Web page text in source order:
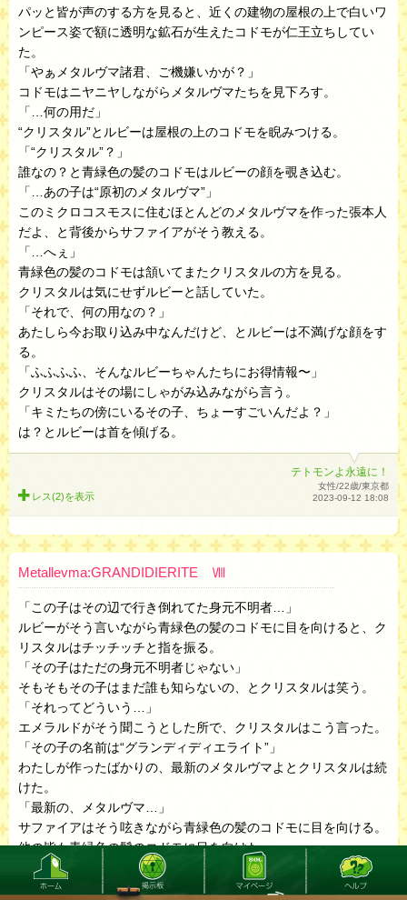
パッと皆が声のする方を見ると、近くの建物の屋根の上で白いワ
ンピース姿で額に透明な鉱石が生えたコドモが仁王立ちしてい
た。
「やぁメタルヴマ諸君、ご機嫌いかが？」
コドモはニヤニヤしながらメタルヴマたちを見下ろす。
「…何の用だ」
“クリスタル”とルビーは屋根の上のコドモを睨みつける。
「“クリスタル”？」
誰なの？と青緑色の髪のコドモはルビーの顔を覗き込む。
「…あの子は“原初のメタルヴマ”」
このミクロコスモスに住むほとんどのメタルヴマを作った張本人
だよ、と背後からサファイアがそう教える。
「…へぇ」
青緑色の髪のコドモは頷いてまたクリスタルの方を見る。
クリスタルは気にせずルビーと話していた。
「それで、何の用なの？」
あたしら今お取り込み中なんだけど、とルビーは不満げな顔をす
る。
「ふふふふ、そんなルビーちゃんたちにお得情報〜」
クリスタルはその場にしゃがみ込みながら言う。
「キミたちの傍にいるその子、ちょーすごいんだよ？」
は？とルビーは首を傾げる。
テトモンよ永遠に！
女性/22歳/東京都
2023-09-12 18:08
レス(2)を表示
Metallevma:GRANDIDIERITE Ⅷ
「この子はその辺で行き倒れてた身元不明者…」
ルビーがそう言いながら青緑色の髪のコドモに目を向けると、ク
リスタルはチッチッチと指を振る。
「その子はただの身元不明者じゃない」
そもそもその子はまだ誰も知らないの、とクリスタルは笑う。
「それってどういう…」
エメラルドがそう聞こうとした所で、クリスタルはこう言った。
「その子の名前は“グランディディエライト”」
わたしが作ったばかりの、最新のメタルヴマよとクリスタルは続
けた。
「最新の、メタルヴマ…」
サファイアはそう呟きながら青緑色の髪のコドモに目を向ける。
他の皆も青緑色の髪のコドモに目を向けた。
「しかも、それだけじゃないの」
クリスタルは得意げに続ける。